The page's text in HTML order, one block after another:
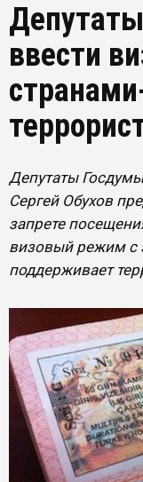
ввести
Депутаты
Сергей Обухов
запрете
визовый режим с
поддерживает